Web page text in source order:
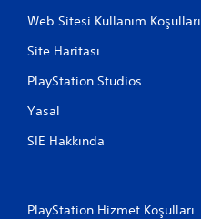
Web Sitesi Kullanım Koşulları
Site Haritası
PlayStation Studios
Yasal
SIE Hakkında
PlayStation Hizmet Koşulları